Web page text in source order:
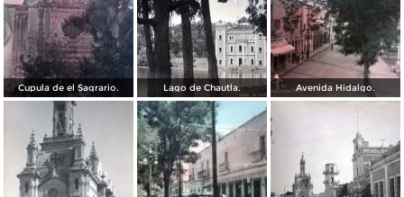
Cupula de el Sagrario. Lago de Chautla. Avenida Hidalgo.